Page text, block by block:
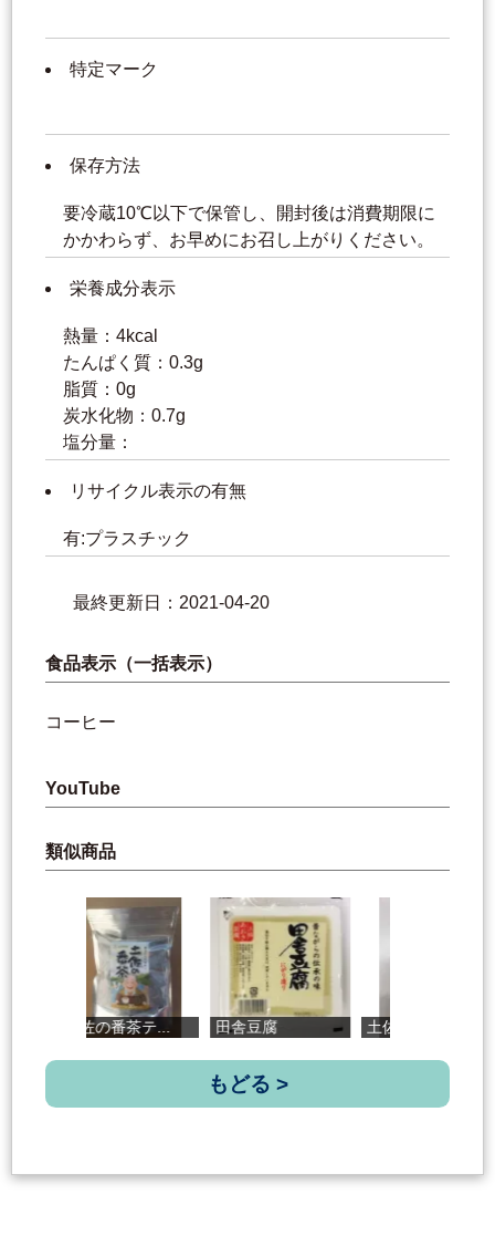
特定マーク
保存方法
要冷蔵10℃以下で保管し、開封後は消費期限に
かかわらず、お早めにお召し上がりください。
栄養成分表示
熱量：4kcal
たんぱく質：0.3g
脂質：0g
炭水化物：0.7g
塩分量：
リサイクル表示の有無
有:プラスチック
最終更新日：2021-04-20
食品表示（一括表示）
コーヒー
YouTube
類似商品
土佐の番茶テ... 田舎豆腐 土佐ジローの...
もどる >